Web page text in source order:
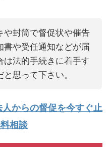
や封筒で督促状や催告
書や受任通知などが届
は法的手続きに着手す
思って下さい。
からの督促を今すぐ止
相談